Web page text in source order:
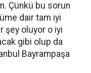
Çünkü bu sorun
dair tam iyi
şey oluyor o iyi
gibi olup da
Bayrampaşa